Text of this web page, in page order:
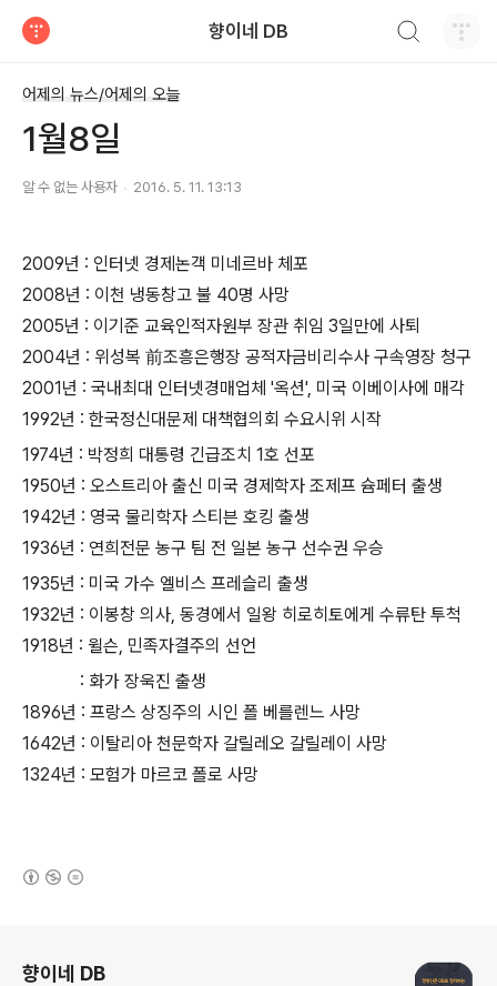
향이네 DB
어제의 뉴스/어제의 오늘
1월8일
알 수 없는 사용자 2016. 5. 11. 13:13
2009년 : 인터넷 경제논객 미네르바 체포
2008년 : 이천 냉동창고 불 40명 사망
2005년 : 이기준 교육인적자원부 장관 취임 3일만에 사퇴
2004년 : 위성복 前조흥은행장 공적자금비리수사 구속영장 청구
2001년 : 국내최대 인터넷경매업체 '옥션', 미국 이베이사에 매각
1992년 : 한국정신대문제 대책협의회 수요시위 시작
1974년 : 박정희 대통령 긴급조치 1호 선포
1950년 : 오스트리아 출신 미국 경제학자 조제프 슘페터 출생
1942년 : 영국 물리학자 스티븐 호킹 출생
1936년 : 연희전문 농구 팀 전 일본 농구 선수권 우승
1935년 : 미국 가수 엘비스 프레슬리 출생
1932년 : 이봉창 의사, 동경에서 일왕 히로히토에게 수류탄 투척
1918년 : 윌슨, 민족자결주의 선언
: 화가 장욱진 출생
1896년 : 프랑스 상징주의 시인 폴 베를렌느 사망
1642년 : 이탈리아 천문학자 갈릴레오 갈릴레이 사망
1324년 : 모험가 마르코 폴로 사망
향이네 DB